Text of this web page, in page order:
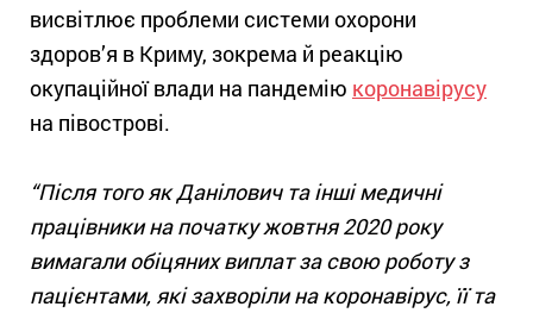
висвітлює проблеми системи охорони
здоров’я в Криму, зокрема й реакцію
окупаційної влади на пандемію коронавірусу
на півострові.
“Після того як Данілович та інші медичні
працівники на початку жовтня 2020 року
вимагали обіцяних виплат за свою роботу з
пацієнтами, які захворіли на коронавірус, її та